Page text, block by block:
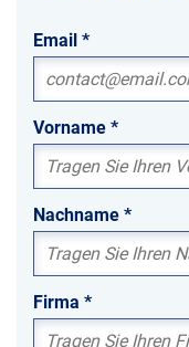
Email *
Vorname *
Nachname *
Firma *